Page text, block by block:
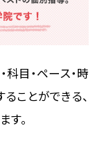
科目・ペース・時
ことができる、
す。